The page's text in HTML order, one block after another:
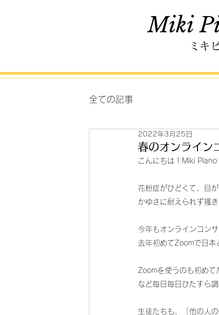
Miki
ミキ
全ての記事
春のオンライン
2022年3月25日
こんにちは！Miki
花粉症がひどくて、目
かゆさに耐えられず搔
今年もオンラインコン
去年初めてZoomで日本
Zoomを使うのも初めて
など毎日毎日ひたすら
生徒たちも、「他の人